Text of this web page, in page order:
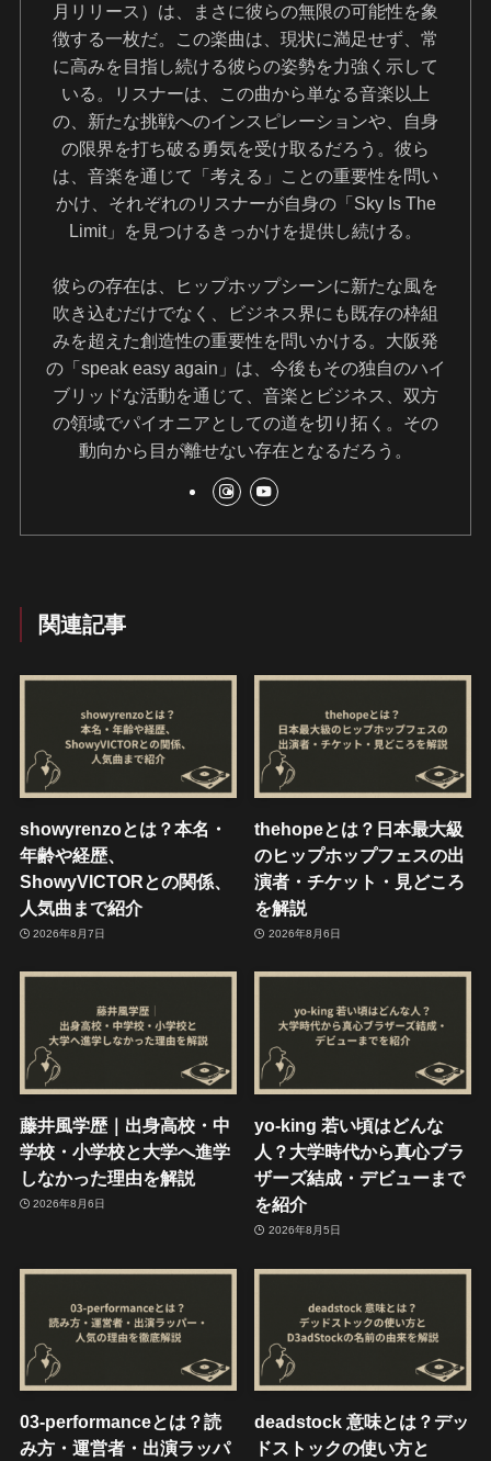
月リリース）は、まさに彼らの無限の可能性を象
徴する一枚だ。この楽曲は、現状に満足せず、常
に高みを目指し続ける彼らの姿勢を力強く示して
いる。リスナーは、この曲から単なる音楽以上
の、新たな挑戦へのインスピレーションや、自身
の限界を打ち破る勇気を受け取るだろう。彼ら
は、音楽を通じて「考える」ことの重要性を問い
かけ、それぞれのリスナーが自身の「Sky Is The
Limit」を見つけるきっかけを提供し続ける。
彼らの存在は、ヒップホップシーンに新たな風を
吹き込むだけでなく、ビジネス界にも既存の枠組
みを超えた創造性の重要性を問いかける。大阪発
の「speak easy again」は、今後もその独自のハイ
ブリッドな活動を通じて、音楽とビジネス、双方
の領域でパイオニアとしての道を切り拓く。その
動向から目が離せない存在となるだろう。
関連記事
showyrenzoとは？本名・
年齢や経歴、
ShowyVICTORとの関係、
人気曲まで紹介
2026年8月7日
thehopeとは？日本最大級
のヒップホップフェスの出
演者・チケット・見どころ
を解説
2026年8月6日
藤井風学歴｜出身高校・中
学校・小学校と大学へ進学
しなかった理由を解説
2026年8月6日
yo-king 若い頃はどんな
人？大学時代から真心ブラ
ザーズ結成・デビューまで
を紹介
2026年8月5日
03-performanceとは？読
み方・運営者・出演ラッパ
deadstock 意味とは？デッ
ドストックの使い方と